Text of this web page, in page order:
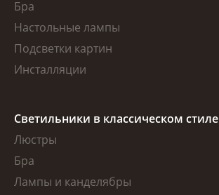
Бра
Настольные лампы
Подсветки картин
Инсталляции
Светильники в классическом стиле
Люстры
Бра
Лампы и канделябры